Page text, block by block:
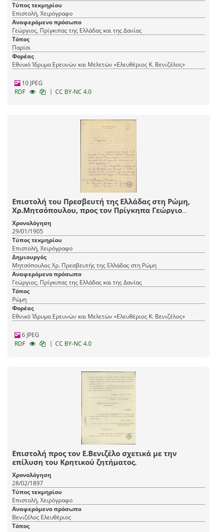
Τύπος τεκμηρίου
Επιστολή, Χειρόγραφο
Αναφερόμενο πρόσωπο
Γεώργιος, Πρίγκιπας της Ελλάδας και της Δανίας
Τόπος
Παρίσι
Φορέας
Εθνικό Ίδρυμα Ερευνών και Μελετών «Ελευθέριος Κ. Βενιζέλος»
10 JPEG
RDF
| CC BY-NC 4.0
Επιστολή του Πρεσβευτή της Ελλάδας στη Ρώμη,
Χρ.Μητσόπουλου, προς τον Πρίγκηπα Γεώργιο
σχετικά με τις ευνοϊκές διαθέσεις του Υπουργού
Εξωτερικών της Ιταλίας, Tittoni, για το ζήτημα της
ένωσης της Κρήτης με την Ελλάδα.
Χρονολόγηση
29/01/1905
Τύπος τεκμηρίου
Επιστολή, Χειρόγραφο
Δημιουργός
Μητσόπουλος Χρ. Πρεσβευτής της Ελλάδας στη Ρώμη
Αναφερόμενο πρόσωπο
Γεώργιος, Πρίγκιπας της Ελλάδας και της Δανίας
Τόπος
Ρώμη
Φορέας
Εθνικό Ίδρυμα Ερευνών και Μελετών «Ελευθέριος Κ. Βενιζέλος»
6 JPEG
RDF
| CC BY-NC 4.0
Επιστολή προς τον Ε.Βενιζέλο σχετικά με την
επίλυση του Κρητικού ζητήματος.
Χρονολόγηση
28/02/1897
Τύπος τεκμηρίου
Επιστολή, Χειρόγραφο
Αναφερόμενο πρόσωπο
Βενιζέλος Ελευθέριος
Τόπος